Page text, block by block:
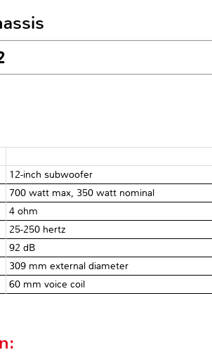
12-inch subwoofer
700 watt max, 350 watt nominal
4 ohm
25-250 hertz
92 dB
309 mm external diameter
60 mm voice coil